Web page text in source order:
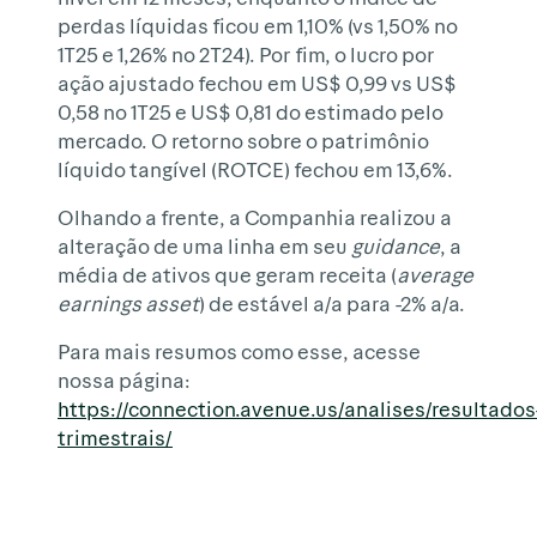
perdas líquidas ficou em 1,10% (vs 1,50% no
1T25 e 1,26% no 2T24). Por fim, o lucro por
ação ajustado fechou em US$ 0,99 vs US$
0,58 no 1T25 e US$ 0,81 do estimado pelo
mercado. O retorno sobre o patrimônio
líquido tangível (ROTCE) fechou em 13,6%.
Olhando a frente, a Companhia realizou a
alteração de uma linha em seu guidance, a
média de ativos que geram receita (average
earnings asset) de estável a/a para -2% a/a.
Para mais resumos como esse, acesse
nossa página:
https://connection.avenue.us/analises/
trimestrais/